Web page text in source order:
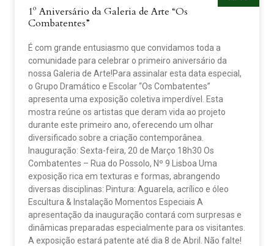
1º Aniversário da Galeria de Arte “Os
Combatentes”
É com grande entusiasmo que convidamos toda a
comunidade para celebrar o primeiro aniversário da
nossa Galeria de Arte!Para assinalar esta data especial,
o Grupo Dramático e Escolar “Os Combatentes”
apresenta uma exposição coletiva imperdível. Esta
mostra reúne os artistas que deram vida ao projeto
durante este primeiro ano, oferecendo um olhar
diversificado sobre a criação contemporânea.
Inauguração: Sexta-feira, 20 de Março 18h30 Os
Combatentes – Rua do Possolo, Nº 9 Lisboa Uma
exposição rica em texturas e formas, abrangendo
diversas disciplinas: Pintura: Aguarela, acrílico e óleo
Escultura & Instalação Momentos Especiais A
apresentação da inauguração contará com surpresas e
dinâmicas preparadas especialmente para os visitantes.
A exposição estará patente até dia 8 de Abril. Não falte!